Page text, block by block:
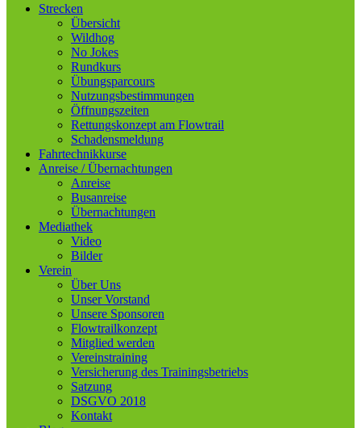
Strecken
Übersicht
Wildhog
No Jokes
Rundkurs
Übungsparcours
Nutzungsbestimmungen
Öffnungszeiten
Rettungskonzept am Flowtrail
Schadensmeldung
Fahrtechnikkurse
Anreise / Übernachtungen
Anreise
Busanreise
Übernachtungen
Mediathek
Video
Bilder
Verein
Über Uns
Unser Vorstand
Unsere Sponsoren
Flowtrailkonzept
Mitglied werden
Vereinstraining
Versicherung des Trainingsbetriebs
Satzung
DSGVO 2018
Kontakt